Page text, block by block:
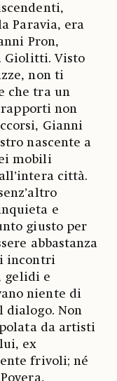
Paravia, era
Pron,
Giolitti. Visto
non ti
che tra un
non
Gianni
nascente a
mobili
città.
e
giusto per
abbastanza
incontri
gelidi e
niente di
dialogo. Non
da artisti
ex
frivoli; né